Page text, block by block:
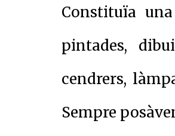
Constituïa
pintades,
cendrers,
Sempre